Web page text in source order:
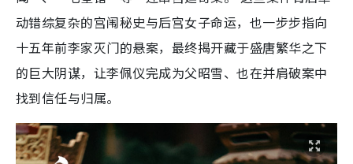
动错综复杂的宫闱秘史与后宫女子命运，也一步步指向
十五年前李家灭门的悬案，最终揭开藏于盛唐繁华之下
的巨大阴谋，让李佩仪完成为父昭雪、也在并肩破案中
找到信任与归属。